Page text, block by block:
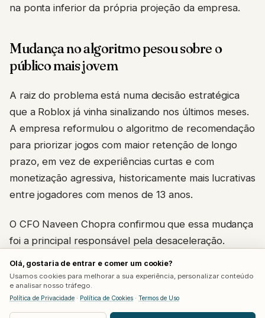
na ponta inferior da própria projeção da empresa.
Mudança no algoritmo pesou sobre o
público mais jovem
A raiz do problema está numa decisão estratégica
que a Roblox já vinha sinalizando nos últimos meses.
A empresa reformulou o algoritmo de recomendação
para priorizar jogos com maior retenção de longo
prazo, em vez de experiências curtas e com
monetização agressiva, historicamente mais lucrativas
entre jogadores com menos de 13 anos.
O CFO Naveen Chopra confirmou que essa mudança
foi a principal responsável pela desaceleração.
Segundo ele, a monetização por hora ficou abaixo
do previsto justamente no público infantil, à medida
que o algoritmo passou a dar menos espaço para
Olá, gostaria de entrar e comer um cookie?
Usamos cookies para melhorar a sua experiência, personalizar conteúdo
e analisar nosso tráfego.
Política de Privacidade · Política de Cookies · Termos de Uso